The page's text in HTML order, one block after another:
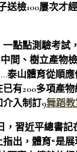
送檢100屢次才
點點測驗考試
間、樹立產物
泰山體育從順
有200多項產
入制訂9舞蹈
，習近平總書
出，體育“是